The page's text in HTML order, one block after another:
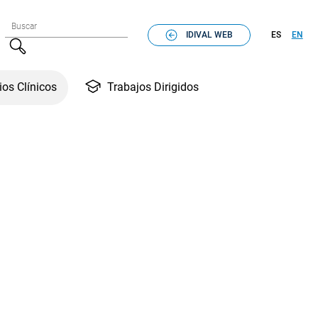
Formulario de búsqueda
Buscar
Buscar
IDIVAL WEB ES EN
Clínicos Trabajos Dirigidos